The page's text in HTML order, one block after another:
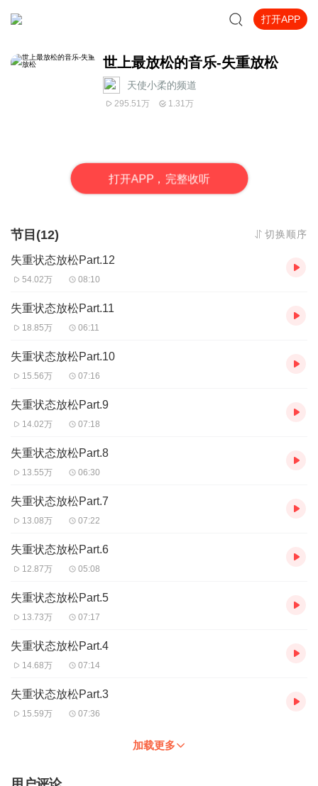
打开APP
世上最放松的音乐-失重放松
天使小柔的频道
295.51万 1.31万
打开APP，完整收听
节目(12) 切换顺序
失重状态放松Part.12
54.02万 08:10
失重状态放松Part.11
18.85万 06:11
失重状态放松Part.10
15.56万 07:16
失重状态放松Part.9
14.02万 07:18
失重状态放松Part.8
13.55万 06:30
失重状态放松Part.7
13.08万 07:22
失重状态放松Part.6
12.87万 05:08
失重状态放松Part.5
13.73万 07:17
失重状态放松Part.4
14.68万 07:14
失重状态放松Part.3
15.59万 07:36
加载更多